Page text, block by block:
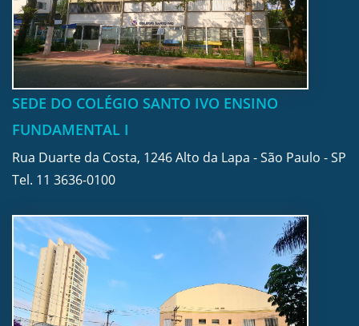
SEDE DO COLÉGIO SANTO IVO ENSINO
FUNDAMENTAL I
Rua Duarte da Costa, 1246 Alto da Lapa - São Paulo - SP
Tel. 11 3636-0100